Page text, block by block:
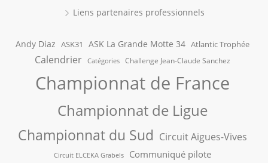
Liens partenaires professionnels
Andy Diaz ASK31 ASK La Grande Motte 34 Atlantic Trophée
Calendrier Catégories Challenge Jean-Claude Sanchez
Championnat de France
Championnat de Ligue
Championnat du Sud Circuit Aigues-Vives
Circuit ELCEKA Grabels Communiqué pilote